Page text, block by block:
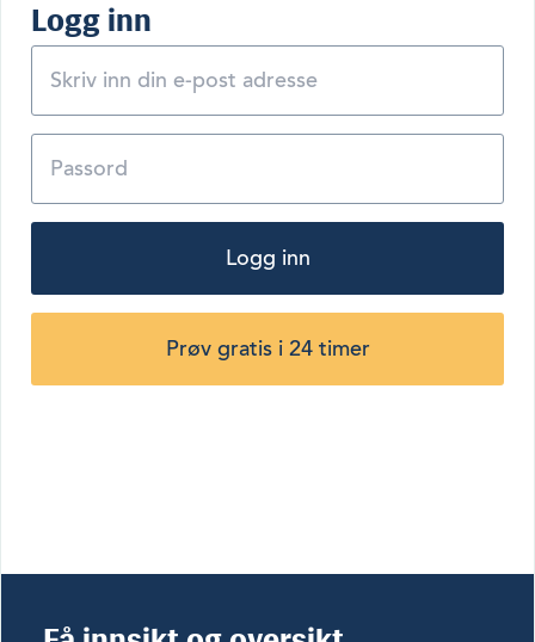
Logg inn
Logg inn
Prøv gratis i 24 timer